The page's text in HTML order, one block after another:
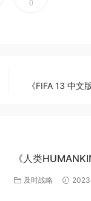
0
《FIFA 13 中
《人类
版-百度网盘免费
及时战略